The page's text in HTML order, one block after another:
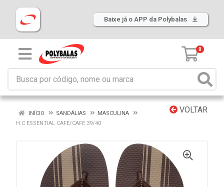
Baixe já o APP da Polybalas
0
VOLTAR
INÍCIO SANDÁLIAS
MASCULINA
H.C ESSENTIAL CAFE/CAFE 39/40